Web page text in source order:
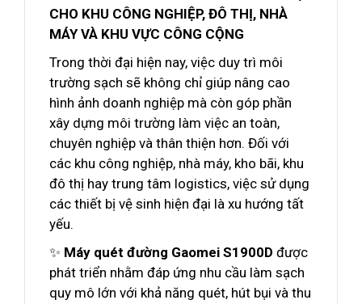
CHO KHU CÔNG NGHIỆP, ĐÔ THỊ, NHÀ
MÁY VÀ KHU VỰC CÔNG CỘNG
Trong thời đại hiện nay, việc duy trì môi
trường sạch sẽ không chỉ giúp nâng cao
hình ảnh doanh nghiệp mà còn góp phần
xây dựng môi trường làm việc an toàn,
chuyên nghiệp và thân thiện hơn. Đối với
các khu công nghiệp, nhà máy, kho bãi, khu
đô thị hay trung tâm logistics, việc sử dụng
các thiết bị vệ sinh hiện đại là xu hướng tất
yếu.
✨ Máy quét đường Gaomei S1900D được
phát triển nhằm đáp ứng nhu cầu làm sạch
quy mô lớn với khả năng quét, hút bụi và thu